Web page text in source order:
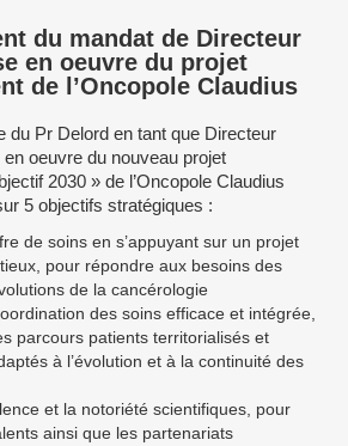
du mandat de Directeur
en oeuvre du projet
de l’Oncopole Claudius
du Pr Delord en tant que Directeur
oeuvre du nouveau projet
2030 » de l’Oncopole Claudius
5 objectifs stratégiques :
de soins en s’appuyant sur un projet
pour répondre aux besoins des
de la cancérologie
des soins efficace et intégrée,
parcours patients territorialisés et
à l’évolution et à la continuité des
et la notoriété scientifiques, pour
ainsi que les partenariats